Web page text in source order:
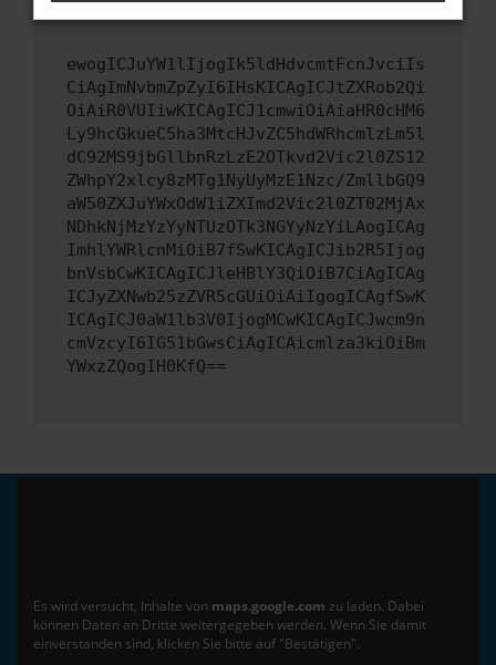
ewogICJuYW1lIjogIk5ldHdvcmtFcnJvciIs
CiAgImNvbmZpZyI6IHsKICAgICJtZXRob2Qi
OiAiR0VUIiwKICAgICJ1cmwiOiAiaHR0cHM6
Ly9hcGkueC5ha3MtcHJvZC5hdWRhcmlzLm5l
dC92MS9jbGllbnRzLzE2OTkvd2Vic2l0ZS12
ZWhpY2xlcy8zMTg1NyUyMzE1Nzc/ZmllbGQ9
aW50ZXJuYWxOdW1iZXImd2Vic2l0ZT02MjAx
NDhkNjMzYzYyNTUzOTk3NGYyNzYiLAogICAg
ImhlYWRlcnMiOiB7fSwKICAgICJib2R5Ijog
bnVsbCwKICAgICJleHBlY3QiOiB7CiAgICAg
ICJyZXNwb25zZVR5cGUiOiAiIgogICAgfSwK
ICAgICJ0aW1lb3V0IjogMCwKICAgICJwcm9n
cmVzcyI6IG51bGwsCiAgICAicmlza3kiOiBm
YWxzZQogIH0KfQ==
Es wird versucht, Inhalte von maps.google.com zu laden. Dabei
können Daten an Dritte weitergegeben werden. Wenn Sie damit
einverstanden sind, klicken Sie bitte auf "Bestätigen".